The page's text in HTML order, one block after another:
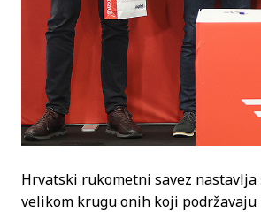
Hrvatski rukometni savez
velikom krugu onih koji podržavaju